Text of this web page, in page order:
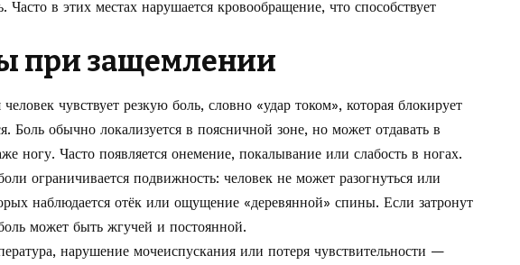
Часто в этих местах нарушается кровообращение, что способствует
при защемлении
чувствует резкую боль, словно «удар током», которая блокирует
Боль обычно локализуется в поясничной зоне, но может отдавать в
ногу. Часто появляется онемение, покалывание или слабость в ногах.
ограничивается подвижность: человек не может разогнуться или
наблюдается отёк или ощущение «деревянной» спины. Если затронут
может быть жгучей и постоянной.
нарушение мочеиспускания или потеря чувствительности —